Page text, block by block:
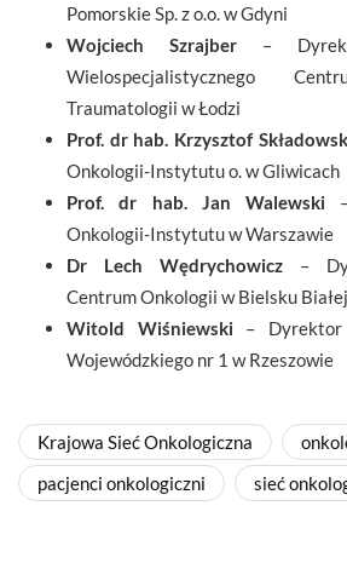
Pomorskie Sp. z o.o. w Gdyni
Wojciech Szrajber –
Wielospecjalistycznego
Traumatologii w Łodzi
Prof. dr hab. Krzysztof
Onkologii-Instytutu o. w Gliwicach
Prof. dr hab. Jan Walewski
Onkologii-Instytutu w Warszawie
Dr Lech Wędrychowicz –
Centrum Onkologii w Bielsku Białej
Witold Wiśniewski – Dyrektor
Wojewódzkiego nr 1 w Rzeszowie
Krajowa Sieć Onkologiczna
pacjenci onkologiczni
sieć